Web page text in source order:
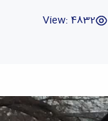
View: 4832